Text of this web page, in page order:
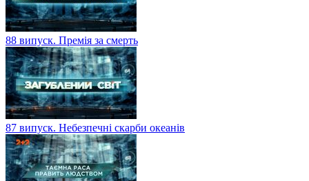
88 випуск. Премія за смерть
87 випуск. Небезпечні скарби океанів